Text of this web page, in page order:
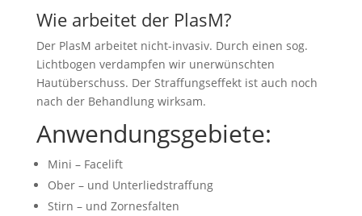
Wie arbeitet der PlasM?
Der PlasM arbeitet nicht-invasiv. Durch einen sog.
Lichtbogen verdampfen wir unerwünschten
Hautüberschuss. Der Straffungseffekt ist auch noch
nach der Behandlung wirksam.
Anwendungsgebiete:
Mini – Facelift
Ober – und Unterliedstraffung
Stirn – und Zornesfalten